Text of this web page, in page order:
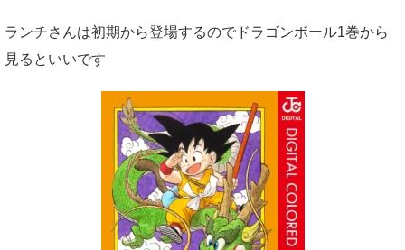
ランチさんは初期から登場するのでドラゴンボール1巻から
見るといいです